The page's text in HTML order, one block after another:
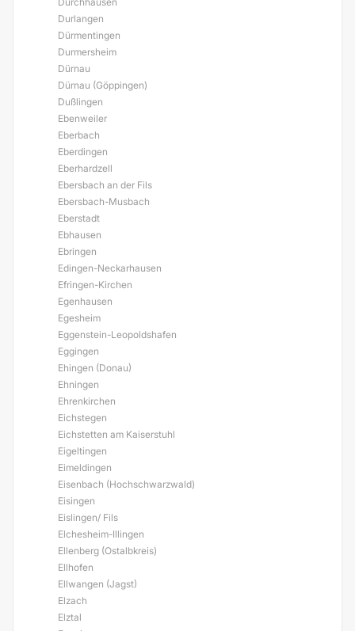
Durlangen
Dürmentingen
Durmersheim
Dürnau
Dürnau (Göppingen)
Dußlingen
Ebenweiler
Eberbach
Eberdingen
Eberhardzell
Ebersbach an der Fils
Ebersbach-Musbach
Eberstadt
Ebhausen
Ebringen
Edingen-Neckarhausen
Efringen-Kirchen
Egenhausen
Egesheim
Eggenstein-Leopoldshafen
Eggingen
Ehingen (Donau)
Ehningen
Ehrenkirchen
Eichstegen
Eichstetten am Kaiserstuhl
Eigeltingen
Eimeldingen
Eisenbach (Hochschwarzwald)
Eisingen
Eislingen/ Fils
Elchesheim-Illingen
Ellenberg (Ostalbkreis)
Ellhofen
Ellwangen (Jagst)
Elzach
Elztal